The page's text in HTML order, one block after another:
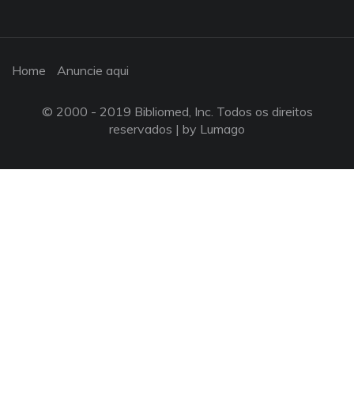
Home Anuncie aqui
© 2000 - 2019 Bibliomed, Inc. Todos os direitos
reservados | by Lumago